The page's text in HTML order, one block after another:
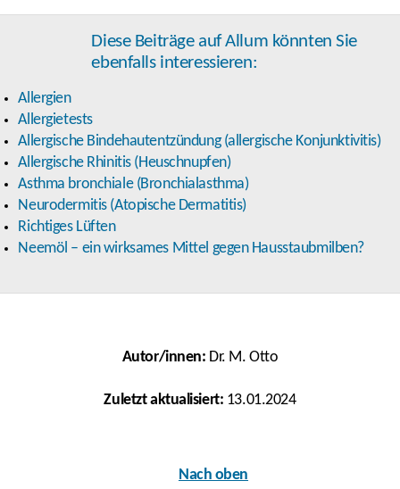
Diese Beiträge auf Allum könnten Sie
ebenfalls interessieren:
Allergien
Allergietests
Allergische Bindehautentzündung (allergische Konjunktivitis)
Allergische Rhinitis (Heuschnupfen)
Asthma bronchiale (Bronchialasthma)
Neurodermitis (Atopische Dermatitis)
Richtiges Lüften
Neemöl – ein wirksames Mittel gegen Hausstaubmilben?
Autor/innen: Dr. M. Otto
Zuletzt aktualisiert: 13.01.2024
Nach oben